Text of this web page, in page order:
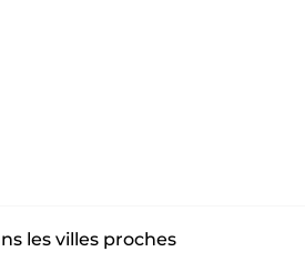
les villes proches